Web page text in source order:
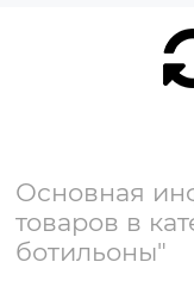
Основная
товаров в
ботильоны"